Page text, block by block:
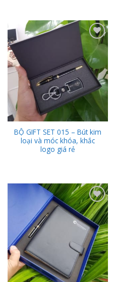
Add to
Wishlist
BỘ GIFT SET 015 – Bút kim
loại và móc khóa, khắc
logo giá rẻ
Add to
Wishlist